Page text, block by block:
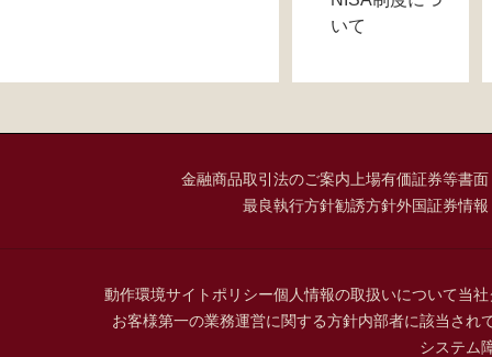
いて
金融商品取引法のご案内 上場有価証券等書
最良執行方針勧誘方針外国証券情
動作環境サイトポリシー個人情報の取扱いについて当
お客様第一の業務運営に関する方針内部者に該当され
システム